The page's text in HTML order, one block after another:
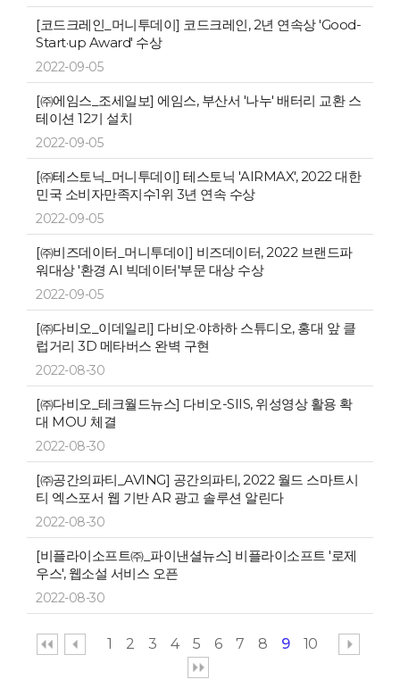
[코드크레인_머니투데이] 코드크레인, 2년 연속상 'Good-
Start·up Award' 수상
2022-09-05
[㈜에임스_조세일보] 에임스, 부산서 '나누' 배터리 교환 스
테이션 12기 설치
2022-09-05
[㈜테스토닉_머니투데이] 테스토닉 'AIRMAX', 2022 대한
민국 소비자만족지수1위 3년 연속 수상
2022-09-05
[㈜비즈데이터_머니투데이] 비즈데이터, 2022 브랜드파
워대상 '환경 AI 빅데이터'부문 대상 수상
2022-09-05
[㈜다비오_이데일리] 다비오·야하하 스튜디오, 홍대 앞 클
럽거리 3D 메타버스 완벽 구현
2022-08-30
[㈜다비오_테크월드뉴스] 다비오-SIIS, 위성영상 활용 확
대 MOU 체결
2022-08-30
[㈜공간의파티_AVING] 공간의파티, 2022 월드 스마트시
티 엑스포서 웹 기반 AR 광고 솔루션 알린다
2022-08-30
[비플라이소프트㈜_파이낸셜뉴스] 비플라이소프트 '로제
우스', 웹소설 서비스 오픈
2022-08-30
1 2 3 4 5 6 7 8 9 10